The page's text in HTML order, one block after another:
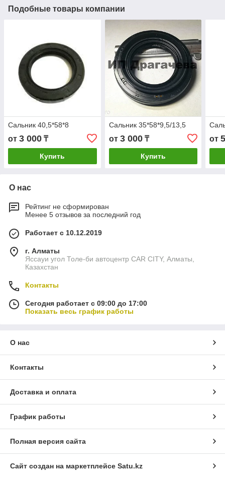
Подобные товары компании
Сальник 40,5*58*8
от 3 000 ₸
Купить
Сальник 35*58*9,5/13,5
от 3 000₸
Купить
от
О нас
Рейтинг не сформирован
Менее 5 отзывов за последний год
Работает с 10.12.2019
г. Алматы
Яссауи угол Толе-би автоцентр CAR CITY, Алматы,
Казахстан
Контакты
Сегодня работает с 09:00 до 17:00
Показать весь график работы
О нас
Контакты
Доставка и оплата
График работы
Полная версия сайта
Сайт создан на маркетплейсе Satu.kz